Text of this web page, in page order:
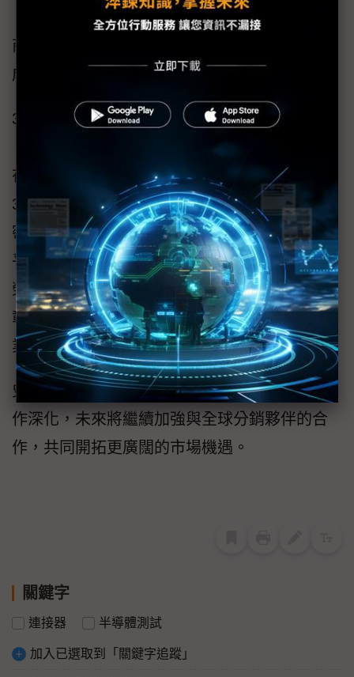
「2024 年度光纖及元件業務成長傑出分銷
商」，成功推動該產品線在南韓市場的拓展與
成長。
3. 上海惠力科技發展有限公司連續第二年獲評
「2024年度半導體測試最佳代理商」。該公司
在2024年延續2023年的強勁成長勢頭，實現
33%的銷售額成長，並在過去兩年間內助力史
密斯英特康中國區半導體測試業務規模成長近
乎翻倍。4. 全駿上海（Conn-tek Electronics）
榮獲「2024年度半導體測試業務成長特別表
彰」，以肯定其在中國市場與台灣新興市場的
業務開發與拓展所做出的貢獻。
史密斯英特康表示，通過持續的技術創新和合
作深化，未來將繼續加強與全球分銷夥伴的合
作，共同開拓更廣闊的市場機遇。
關鍵字
連接器 半導體測試
加入已選取到「關鍵字追蹤」